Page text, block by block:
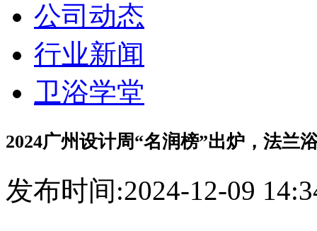
公司动态
行业新闻
卫浴学堂
2024广州设计周“名润榜”出炉，法兰
发布时间:2024-12-09